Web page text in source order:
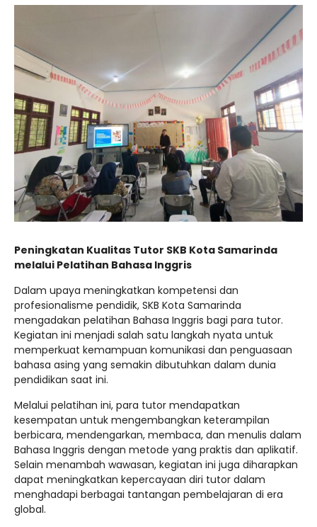
Kalender pendidikan skb kota samarinda
Peserta Didik
kurikulum skb kota samarinda20252026
JADWAL UJIAN SUMATIF TAHUN 2025/2026
Cerita dan Novel
Peningkatan Kualitas Tutor SKB Kota Samarinda
melalui Pelatihan Bahasa Inggris
Dalam upaya meningkatkan kompetensi dan
profesionalisme pendidik, SKB Kota Samarinda
mengadakan pelatihan Bahasa Inggris bagi para tutor.
Kegiatan ini menjadi salah satu langkah nyata untuk
memperkuat kemampuan komunikasi dan penguasaan
bahasa asing yang semakin dibutuhkan dalam dunia
pendidikan saat ini.
Melalui pelatihan ini, para tutor mendapatkan
kesempatan untuk mengembangkan keterampilan
berbicara, mendengarkan, membaca, dan menulis dalam
Bahasa Inggris dengan metode yang praktis dan aplikatif.
Selain menambah wawasan, kegiatan ini juga diharapkan
dapat meningkatkan kepercayaan diri tutor dalam
menghadapi berbagai tantangan pembelajaran di era
global.